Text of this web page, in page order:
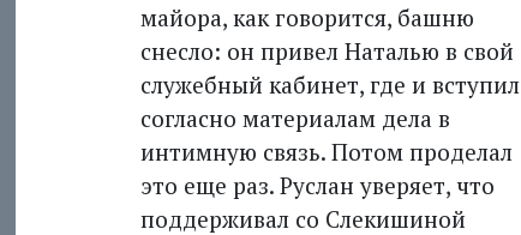
майора, как говорится, башню
снесло: он привел Наталью в свой
служебный кабинет, где и вступил
согласно материалам дела в
интимную связь. Потом проделал
это еще раз. Руслан уверяет, что
поддерживал со Слекишиной